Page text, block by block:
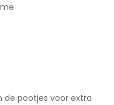
de pootjes voor extra